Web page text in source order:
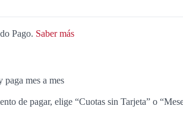
Pago. Saber más
mes a mes
de pagar, elige “Cuotas sin Tarjeta” o